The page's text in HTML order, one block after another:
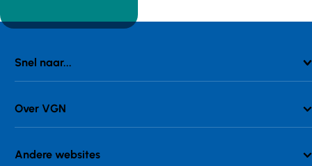
Snel naar...
Over VGN
Andere websites